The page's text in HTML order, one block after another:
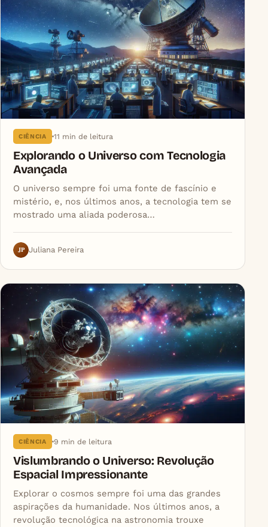
CIÊNCIA 11 min de leitura
Explorando o Universo com Tecnologia
Avançada
O universo sempre foi uma fonte de fascínio e
mistério, e, nos últimos anos, a tecnologia tem se
mostrado uma aliada poderosa…
JP Juliana Pereira
CIÊNCIA 9 min de leitura
Vislumbrando o Universo: Revolução
Espacial Impressionante
Explorar o cosmos sempre foi uma das grandes
aspirações da humanidade. Nos últimos anos, a
revolução tecnológica na astronomia trouxe